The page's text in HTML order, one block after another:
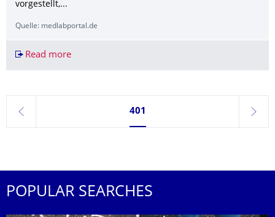
vorgestellt,...
Quelle: medlabportal.de
Read moreDresdner Forschende schlagen neue
previous
Currently on page 401
401
next
POPULAR SEARCHES